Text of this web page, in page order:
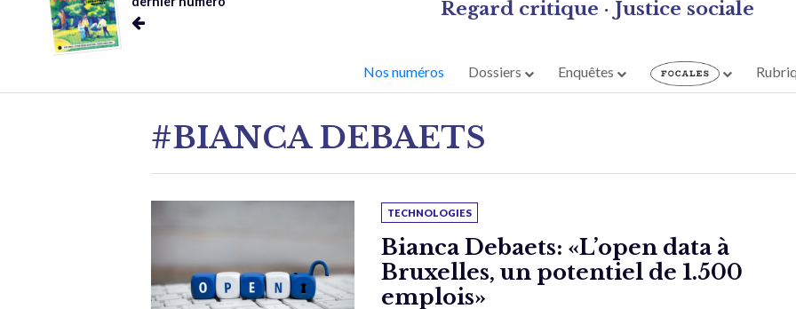
Regard critique · Justice sociale
Nos numéros Dossiers Enquêtes
#BIANCA DEBAETS
TECHNOLOGIES
Bianca Debaets: «L’open data à
Bruxelles, un potentiel de 1.500
emplois»